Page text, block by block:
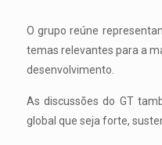
O grupo reúne
temas relevantes para a
desenvolvimento.
As discussões do GT
global que seja forte,